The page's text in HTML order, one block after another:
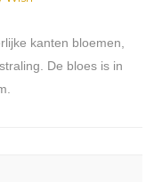
kanten bloemen,
De bloes is in